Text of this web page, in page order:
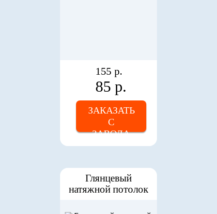
155 р.
85 р.
ЗАКАЗАТЬ
С
ЗАВОДА
Глянцевый
натяжной потолок